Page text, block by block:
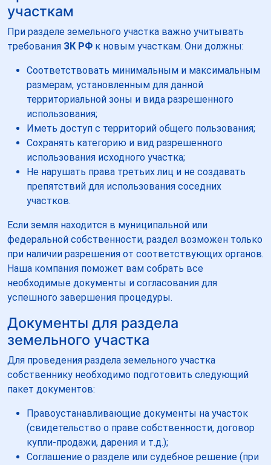
участкам
При разделе земельного участка важно учитывать
требования ЗК РФ к новым участкам. Они должны:
Соответствовать минимальным и максимальным
размерам, установленным для данной
территориальной зоны и вида разрешенного
использования;
Иметь доступ с территорий общего пользования;
Сохранять категорию и вид разрешенного
использования исходного участка;
Не нарушать права третьих лиц и не создавать
препятствий для использования соседних
участков.
Если земля находится в муниципальной или
федеральной собственности, раздел возможен только
при наличии разрешения от соответствующих органов.
Наша компания поможет вам собрать все
необходимые документы и согласования для
успешного завершения процедуры.
Документы для раздела
земельного участка
Для проведения раздела земельного участка
собственнику необходимо подготовить следующий
пакет документов:
Правоустанавливающие документы на участок
(свидетельство о праве собственности, договор
купли-продажи, дарения и т.д.);
Соглашение о разделе или судебное решение (при